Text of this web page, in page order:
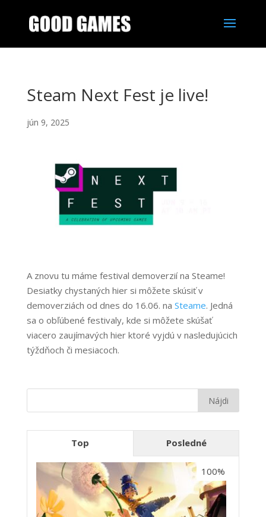
Steam Next Fest je live!
jún 9, 2025
A znovu tu máme festival demoverzií na Steame!
Desiatky chystaných hier si môžete skúsiť v
demoverziách od dnes do 16.06. na Steame. Jedná
sa o obľúbené festivaly, kde si môžete skúšať
viacero zaujímavých hier ktoré vyjdú v nasledujúcich
týždňoch či mesiacoch.
Top Posledné
100%